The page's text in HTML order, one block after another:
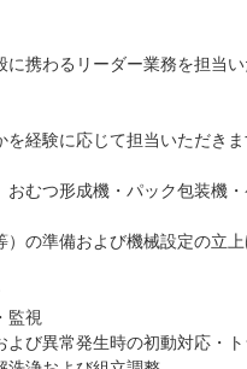
携わるリーダー業務を担当い
経験に応じて担当いただきま
おむつ形成機・パック包装機
）の準備および機械設定の立
監視
よび異常発生時の初動対応・